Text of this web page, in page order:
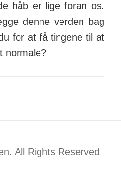
håb er lige foran os.
denne verden bag
for at få tingene til at
nor­male?
All Rights Reserved.